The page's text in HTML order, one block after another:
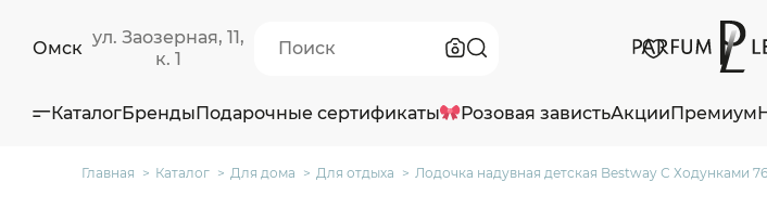
Омск
ул. Заозерная, 11,
к. 1
КаталогБрендыПодарочные сертификаты Розовая завистьАкцииПремиум
Главная Каталог Для дома Для отдыха Лодочка надувная детская Bestway С Ходунками